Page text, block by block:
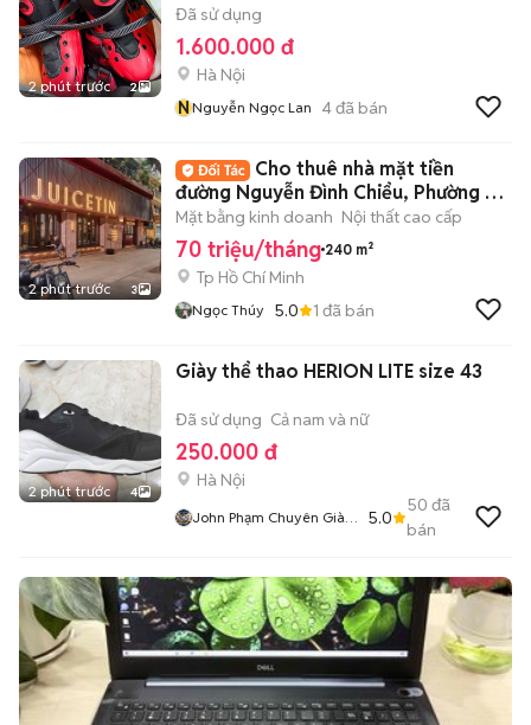
2 phút trước 2
Đã sử dụng
1.600.000 đ
Hà Nội
NNguyễn Ngọc Lan 4đã bán
2 phút trước 3
Cho thuê nhà mặt tiền
đường Nguyễn Đình Chiểu, Phường 5,
Quận 3
Mặt bằng kinh doanh Nội thất cao cấp
70 triệu/tháng 240 m²
Tp Hồ Chí Minh
Ngọc Thúy 5.0 1 đã bán
2 phút trước 4
Giày thể thao HERION LITE size 43
Đã sử dụng Cả nam và nữ
250.000 đ
Hà Nội
John Phạm Chuyên Giày
5.0
50 đã
bán